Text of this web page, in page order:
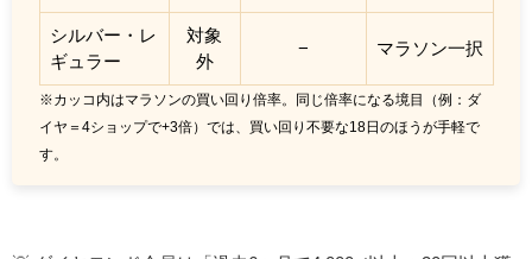
シルバー・レ
ギュラー
対象
外
− マラソン一択
※カッコ内はマラソンの買い回り倍率。同じ倍率になる境目（例：ダ
イヤ＝4ショップで+3倍）では、買い回り不要な18日のほうが手軽で
す。